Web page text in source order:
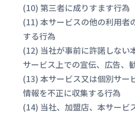
(10) 第三者に成りすます行為
(11) 本サービスの他の利用者
する行為
(12) 当社が事前に許諾しない
サービス上での宣伝、広告、
(13) 本サービス又は個別サー
情報を不正に収集する行為
(14) 当社、加盟店、本サービ